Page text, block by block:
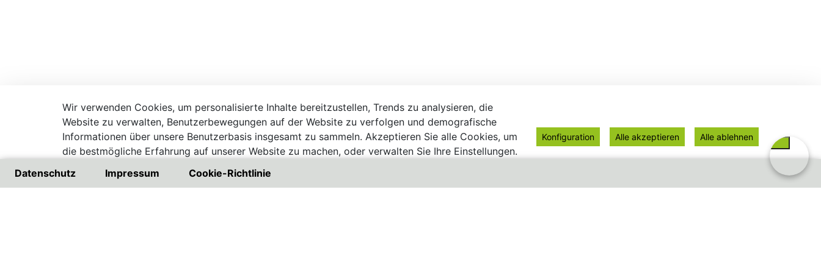
Datenschutz Impressum Cookie-Richtlinie
Wir verwenden Cookies, um personalisierte Inhalte bereitzustellen, Trends zu analysieren, die
Website zu verwalten, Benutzerbewegungen auf der Website zu verfolgen und demografische
Informationen über unsere Benutzerbasis insgesamt zu sammeln. Akzeptieren Sie alle Cookies, um
die bestmögliche Erfahrung auf unserer Website zu machen, oder verwalten Sie Ihre Einstellungen.
Besuchen Sie unsere Datenschutzrichtlinie
Konfiguration Alle akzeptieren Alle ablehnen